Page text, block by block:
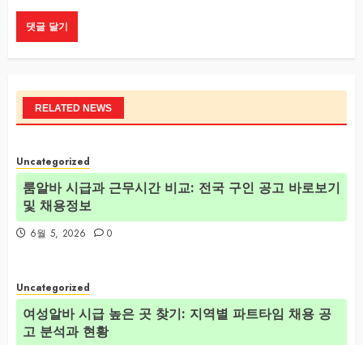
RELATED NEWS
Uncategorized
룸알바 시급과 근무시간 비교: 전국 구인 공고 바로보기
및 채용정보
6월 5, 2026 0
Uncategorized
여성알바 시급 높은 곳 찾기: 지역별 파트타임 채용 공
고 분석과 현황